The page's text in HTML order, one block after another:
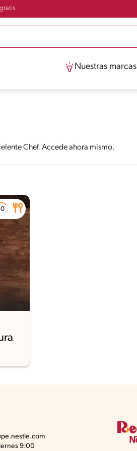
Nuestras marcas
Chef. Accede ahora mismo.
9:00